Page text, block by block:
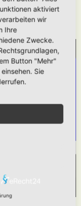
[media]Tags verwendet
UM
LADEN!
Service kann
Bitte lesen
Sie der
Video
Platform
aktiviert
wir
Ihre
Zwecke.
Button "Mehr"
Sie